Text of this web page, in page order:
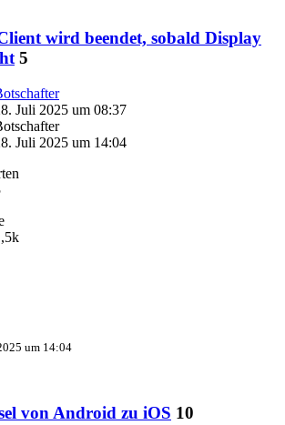
wird beendet, sobald Display
5
Juli 2025 um 08:37
Juli 2025 um 14:04
um 14:04
von Android zu iOS 10